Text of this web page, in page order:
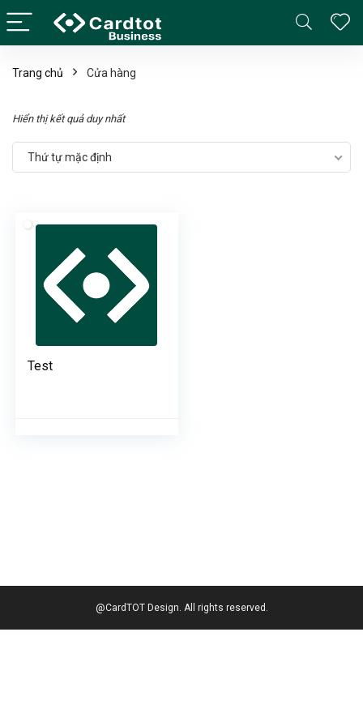
Trang chủ Cửa hàng
Hiển thị kết quả duy nhất
Thứ tự mặc định
Test
@CardTOT Design. All rights reserved.